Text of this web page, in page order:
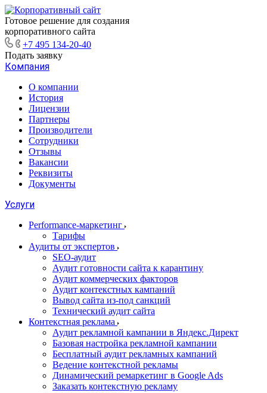
Готовое решение для создания
корпоративного сайта
+7 495 134-20-40
Подать заявку
Компания
О компании
История
Лицензии
Партнеры
Производители
Сотрудники
Отзывы
Вакансии
Реквизиты
Документы
Услуги
Performance-маркетинг
Тарифы
Аудиты от экспертов
SEO-аудит
Аудит готовности сайта к карантину
Аудит коммерческих факторов
Аудит контекстных кампаний
Вывод сайта из-под санкций
Технический аудит сайта
Контекстная реклама
Аудит рекламной кампании в Яндекс.Директ
Базовая настройка рекламной кампании
Бесплатный аудит рекламных кампаний
Ведение контекстной рекламы
Динамический ремаркетинг в Google Ads
Заказать контекстную рекламу